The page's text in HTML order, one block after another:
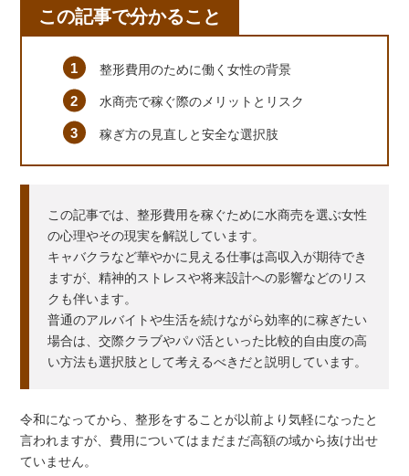
この記事で分かること
整形費用のために働く女性の背景
水商売で稼ぐ際のメリットとリスク
稼ぎ方の見直しと安全な選択肢
この記事では、整形費用を稼ぐために水商売を選ぶ女性
の心理やその現実を解説しています。
キャバクラなど華やかに見える仕事は高収入が期待でき
ますが、精神的ストレスや将来設計への影響などのリス
クも伴います。
普通のアルバイトや生活を続けながら効率的に稼ぎたい
場合は、交際クラブやパパ活といった比較的自由度の高
い方法も選択肢として考えるべきだと説明しています。
令和になってから、整形をすることが以前より気軽になったと
言われますが、費用についてはまだまだ高額の域から抜け出せ
ていません。